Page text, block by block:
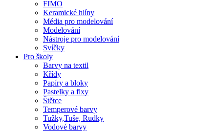
FIMO
Keramické hlíny
Média pro modelování
Modelování
Nástroje pro modelování
Svíčky
Pro školy
Barvy na textil
Křídy
Papíry a bloky
Pastelky a fixy
Štětce
Temperové barvy
Tužky,Tuše, Rudky
Vodové barvy